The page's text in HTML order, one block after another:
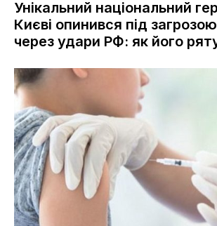
Унікальний національний
Києві опинився під
через удари РФ: як його